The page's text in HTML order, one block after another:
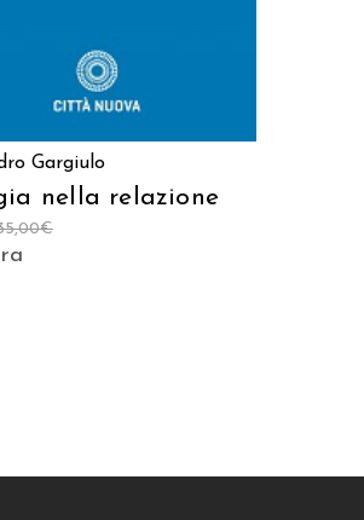
Gargiulo
nella relazione
€